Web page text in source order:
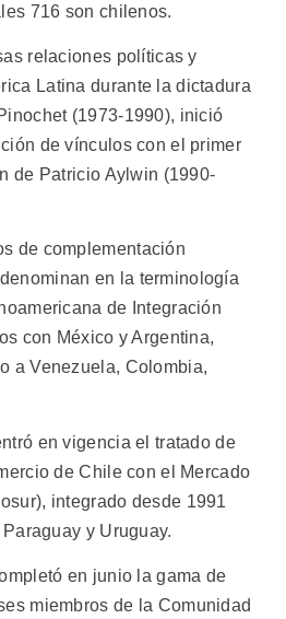
716 son chilenos.
relaciones políticas y
Latina durante la dictadura
(1973-1990), inició
de vínculos con el primer
de Patricio Aylwin (1990-
de complementación
en la terminología
de Integración
con México y Argentina,
a Venezuela, Colombia,
en vigencia el tratado de
de Chile con el Mercado
integrado desde 1991
y Uruguay.
en junio la gama de
miembros de la Comunidad